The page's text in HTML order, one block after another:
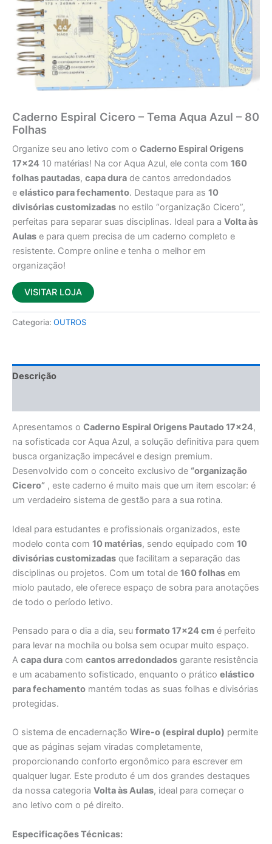
Caderno Espiral Cicero – Tema Aqua Azul – 80
Folhas
Organize seu ano letivo com o Caderno Espiral Origens
17×24 10 matérias! Na cor Aqua Azul, ele conta com 160
folhas pautadas, capa dura de cantos arredondados
e elástico para fechamento. Destaque para as 10
divisórias customizadas no estilo “organização Cicero”,
perfeitas para separar suas disciplinas. Ideal para a Volta às
Aulas e para quem precisa de um caderno completo e
resistente. Compre online e tenha o melhor em
organização!
VISITAR LOJA
Categoria: OUTROS
Descrição
Apresentamos o Caderno Espiral Origens Pautado 17×24,
na sofisticada cor Aqua Azul, a solução definitiva para quem
busca organização impecável e design premium.
Desenvolvido com o conceito exclusivo de “organização
Cicero” , este caderno é muito mais que um item escolar: é
um verdadeiro sistema de gestão para a sua rotina.
Ideal para estudantes e profissionais organizados, este
modelo conta com 10 matérias, sendo equipado com 10
divisórias customizadas que facilitam a separação das
disciplinas ou projetos. Com um total de 160 folhas em
miolo pautado, ele oferece espaço de sobra para anotações
de todo o período letivo.
Pensado para o dia a dia, seu formato 17×24 cm é perfeito
para levar na mochila ou bolsa sem ocupar muito espaço.
A capa dura com cantos arredondados garante resistência
e um acabamento sofisticado, enquanto o prático elástico
para fechamento mantém todas as suas folhas e divisórias
protegidas.
O sistema de encadernação Wire-o (espiral duplo) permite
que as páginas sejam viradas completamente,
proporcionando conforto ergonômico para escrever em
qualquer lugar. Este produto é um dos grandes destaques
da nossa categoria Volta às Aulas, ideal para começar o
ano letivo com o pé direito.
Especificações Técnicas: